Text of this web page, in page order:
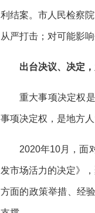
利结案。市人民检察
从严打击；对可能影
出台决议、决定
重大事项决定权
事项决定权，是地方
2020年10月，面
发市场活力的决定》
方面的政策举措、经